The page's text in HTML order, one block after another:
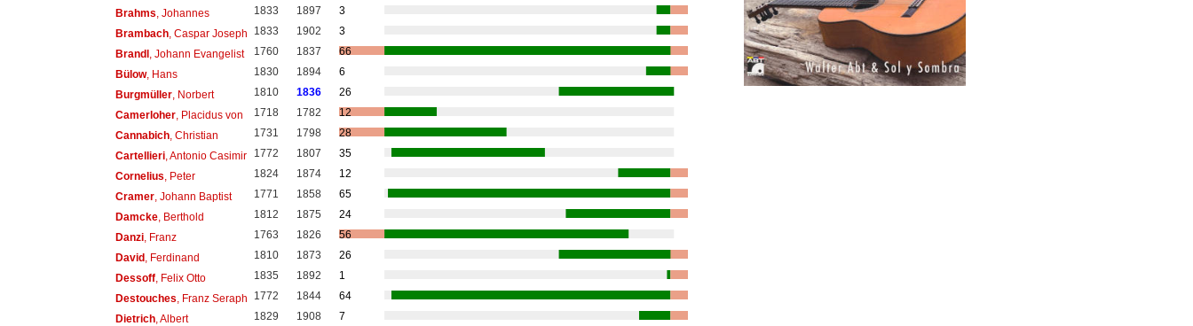
Brahms , Johannes 1833 1897
3
Brambach, Caspar Joseph 1833 1902
3
Brandl, Johann Evangelist 1760 1837
66
Bülow, Hans 1830 1894
6
Burgmüller, Norbert 1810 1836
26
Camerloher, Placidus von 1718 1782
12
Cannabich, Christian 1731 1798
28
Cartellieri, Antonio Casimir 1772 1807
35
Cornelius , Peter 1824 1874
12
Cramer, Johann Baptist 1771 1858
65
Damcke, Berthold 1812 1875
24
Danzi, Franz 1763 1826
56
David, Ferdinand 1810 1873
26
Dessoff, Felix Otto 1835 1892
1
Destouches , Franz Seraph 1772 1844
64
Dietrich, Albert 1829 1908
7